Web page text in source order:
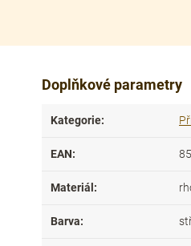
Doplňkové parametry
Kategorie:
EAN:
Materiál :
Barva: